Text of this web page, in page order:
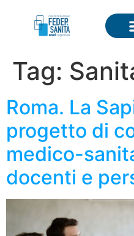
Tag:
Roma. La
progetto di
medico-
docenti e